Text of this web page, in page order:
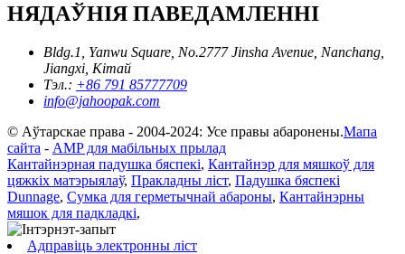
НЯДАЎНІЯ ПАВЕДАМЛЕННІ
Bldg.1, Yanwu Square, No.2777 Jinsha Avenue, Nanchang,
Jiangxi, Кітай
Тэл.: +86 791 85777709
info@jahoopak.com
© Аўтарскае права - 2004-2024: Усе правы абаронены.Мапа
сайта - AMP для мабільных прылад
Кантайнэрная падушка бяспекі, Кантайнэр для мяшкоў для
цяжкіх матэрыялаў, Пракладны ліст, Падушка бяспекі
Dunnage, Сумка для герметычнай абароны, Кантайнэрны
мяшок для падкладкі,
Адправіць электронны ліст